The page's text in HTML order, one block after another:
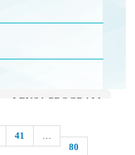
LENSA PROGRAM
41
…
80